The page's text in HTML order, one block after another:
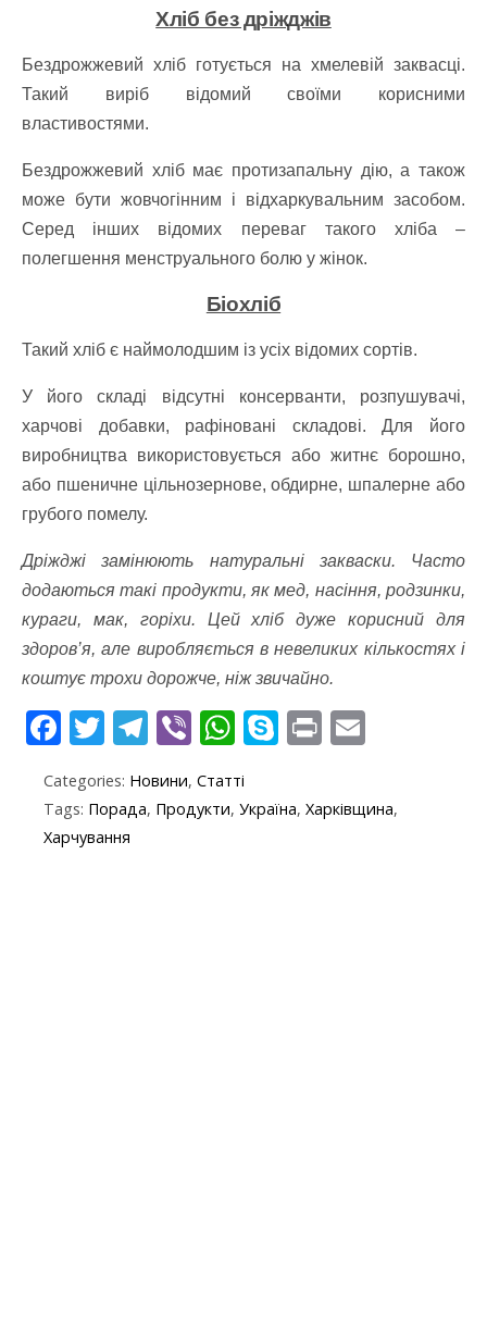
Хліб без дріжджів
Бездрожжевий хліб готується на хмелевій заквасці.
Такий виріб відомий своїми корисними
властивостями.
Бездрожжевий хліб має протизапальну дію, а також
може бути жовчогінним і відхаркувальним засобом.
Серед інших відомих переваг такого хліба –
полегшення менструального болю у жінок.
Біохліб
Такий хліб є наймолодшим із усіх відомих сортів.
У його складі відсутні консерванти, розпушувачі,
харчові добавки, рафіновані складові. Для його
виробництва використовується або житнє борошно,
або пшеничне цільнозернове, обдирне, шпалерне або
грубого помелу.
Дріжджі замінюють натуральні закваски. Часто
додаються такі продукти, як мед, насіння, родзинки,
кураги, мак, горіхи. Цей хліб дуже корисний для
здоров’я, але виробляється в невеликих кількостях і
коштує трохи дорожче, ніж звичайно.
F
e
b
T
itt
er
T
e
gr
Vi
er
W
at
S
y
p
Pr
t ai
Categories: Новини, Статті
Tags: Порада, Продукти, Україна, Харківщина,
Харчування